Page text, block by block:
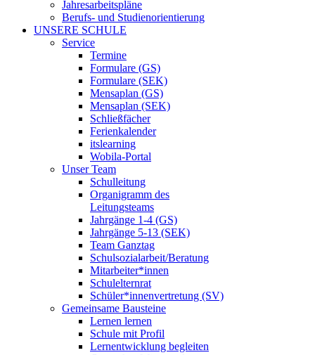
Jahresarbeitspläne
Berufs- und Studienorientierung
UNSERE SCHULE
Service
Termine
Formulare (GS)
Formulare (SEK)
Mensaplan (GS)
Mensaplan (SEK)
Schließfächer
Ferienkalender
itslearning
Wobila-Portal
Unser Team
Schulleitung
Organigramm des
Leitungsteams
Jahrgänge 1-4 (GS)
Jahrgänge 5-13 (SEK)
Team Ganztag
Schulsozialarbeit/Beratung
Mitarbeiter*innen
Schulelternrat
Schüler*innenvertretung (SV)
Gemeinsame Bausteine
Lernen lernen
Schule mit Profil
Lernentwicklung begleiten